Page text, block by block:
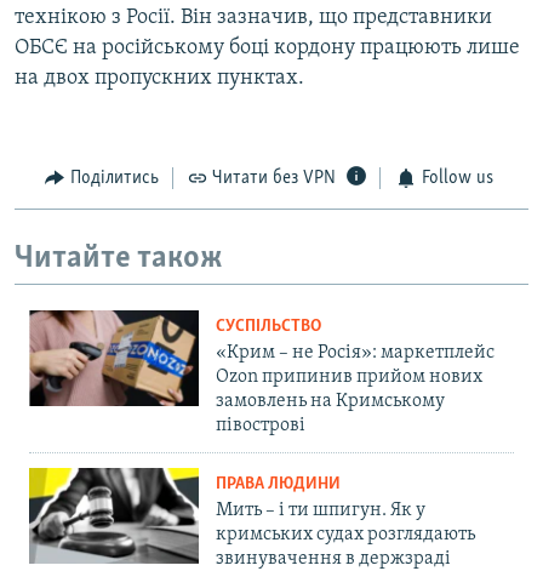
технікою з Росії. Він зазначив, що представники
ОБСЄ на російському боці кордону працюють лише
на двох пропускних пунктах.
Поділитись Читати без VPN Follow us
Читайте також
СУСПІЛЬСТВО
«Крим – не Росія»: маркетплейс
Ozon припинив прийом нових
замовлень на Кримському
півострові
ПРАВА ЛЮДИНИ
Мить – і ти шпигун. Як у
кримських судах розглядають
звинувачення в держзраді